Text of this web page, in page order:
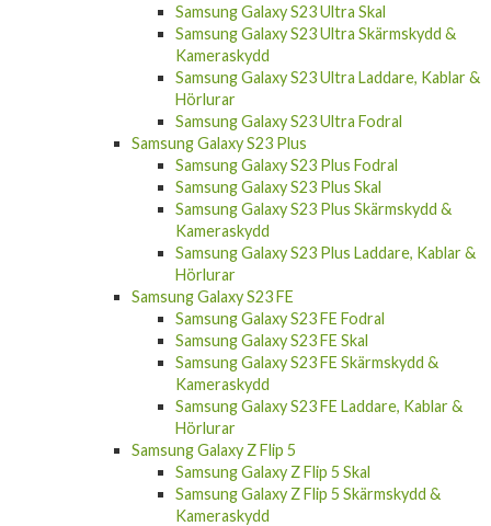
Samsung Galaxy S23 Ultra Skärmskydd &
Kameraskydd
Samsung Galaxy S23 Ultra Laddare, Kablar &
Hörlurar
Samsung Galaxy S23 Ultra Fodral
Samsung Galaxy S23 Plus
Samsung Galaxy S23 Plus Fodral
Samsung Galaxy S23 Plus Skal
Samsung Galaxy S23 Plus Skärmskydd &
Kameraskydd
Samsung Galaxy S23 Plus Laddare, Kablar &
Hörlurar
Samsung Galaxy S23 FE
Samsung Galaxy S23 FE Fodral
Samsung Galaxy S23 FE Skal
Samsung Galaxy S23 FE Skärmskydd &
Kameraskydd
Samsung Galaxy S23 FE Laddare, Kablar &
Hörlurar
Samsung Galaxy Z Flip 5
Samsung Galaxy Z Flip 5 Skal
Samsung Galaxy Z Flip 5 Skärmskydd &
Kameraskydd
Samsung Galaxy Z Flip 5 Laddare, Kablar &